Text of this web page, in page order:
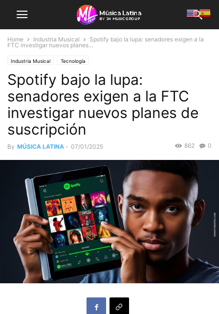
Home Industria Musical
Spotify bajo la lupa: senadores exigen a la
FTC investigar nuevos planes...
Industria Musical Tecnología
Spotify bajo la lupa:
senadores exigen a la FTC
investigar nuevos planes de
suscripción
By MÚSICA LATINA - 07/01/2025 0
862